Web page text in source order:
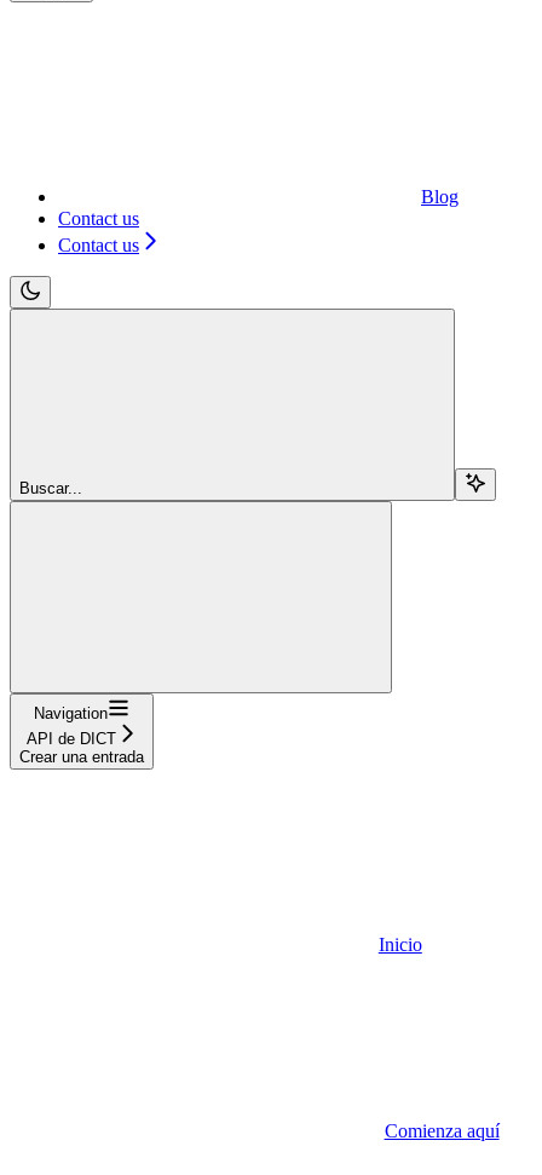
Blog
Contact us
Contact us
Buscar...
Navigation
API de DICT
Crear una entrada
Inicio
Comienza aquí